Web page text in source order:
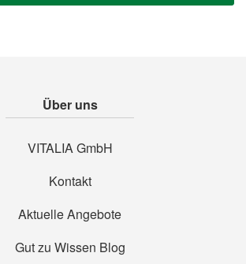
Über uns
VITALIA GmbH
Kontakt
Aktuelle Angebote
Gut zu Wissen Blog